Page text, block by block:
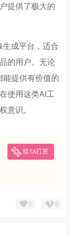
提供了极大的
成平台，适合
的用户。无论
提供有价值的
使用这类AI工
意识。
给TA打赏
0 0